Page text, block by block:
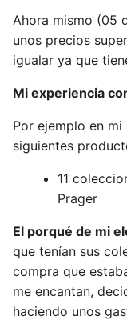
Ahora mismo (05
unos precios
igualar ya que
Mi experiencia
Por ejemplo en
siguientes
11
Prager
El porqué de mi
que tenían sus
compra que
me encantan,
haciendo unos